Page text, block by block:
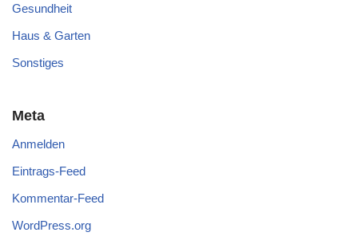
Gesundheit
Haus & Garten
Sonstiges
Meta
Anmelden
Eintrags-Feed
Kommentar-Feed
WordPress.org